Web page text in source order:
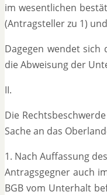
im wesentlichen
(Antragsteller zu 1)
Dagegen wendet
die Abweisung der
II.
Die
Sache an das
1. Nach Auffassung
Antragsgegner auch
BGB vom Unterhalt